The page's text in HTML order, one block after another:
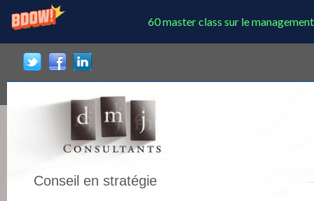
60 master class sur le
Conseil en stratégie